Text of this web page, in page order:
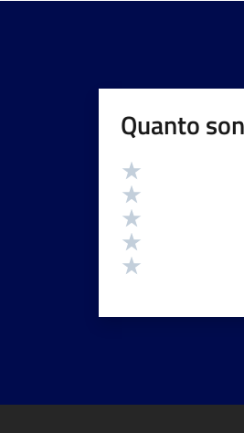
Quanto
Valutazione